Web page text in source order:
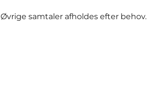
Øvrige samtaler afholdes efter behov.